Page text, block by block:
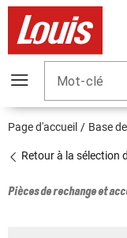
Mot-clé
Page d'accueil Base
Retour à la sélection
Pièces de rechange et